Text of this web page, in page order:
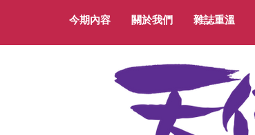
今期內容 關於我們 雜誌重溫